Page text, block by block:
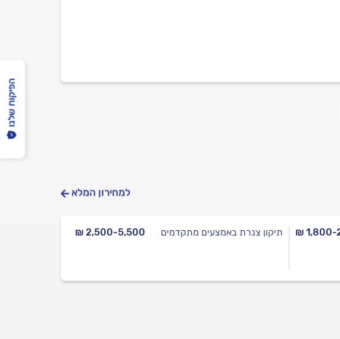
למחירון המלא
₪ 1,800-
₪ 2,500-5,500 תיקון צנרת באמצעים מתקדמים
הפיקוח שלנו